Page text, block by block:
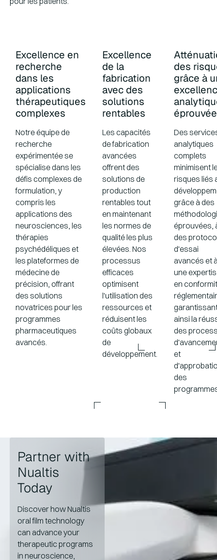
Excellence en
recherche
dans les
applications
thérapeutiques
complexes
Notre équipe de
recherche
expérimentée se
spécialise dans les
défis complexes de
formulation, y
compris les
applications des
neurosciences, les
thérapies
psychédéliques et
les plateformes de
médecine de
précision, offrant
des solutions
novatrices pour les
programmes
pharmaceutiques
avancés.
Excellence
de la
fabrication
avec des
solutions
rentables
Les capacités
de fabrication
avancées
offrent des
solutions de
production
rentables tout
en maintenant
les normes de
qualité les plus
élevées. Nos
processus
efficaces
optimisent
l'utilisation des
ressources et
réduisent les
coûts globaux
de
développement.
des
grâce à
éprouvée
Des
analytiques
complets
minimisent
risques liés
grâce à des
éprouvées,
des
d'essai
avancés et
une
en
ainsi la
des
et
des
Partner with
Nualtis
Today
Discover how Nualtis
oral film technology
can advance your
therapeutic programs
in neuroscience,